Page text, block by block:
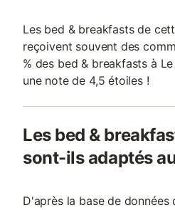
Les bed & breakfasts de
reçoivent souvent des
% des bed & breakfasts à
une note de 4,5 étoiles !
Les bed &
sont-ils adaptés
D'après la base de données